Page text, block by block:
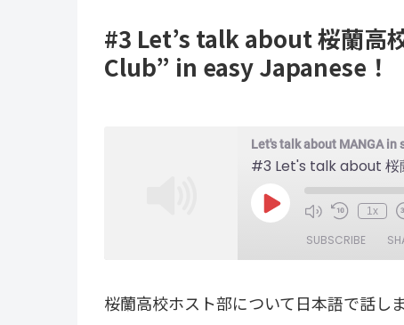
#3 Let’s talk about 桜蘭高
Club” in easy Japanese！
Let's talk about MANGA in
Play
Episode
1x
SUBSCRIBE
RSS FEED
SHARE
桜蘭高校ホスト部について日本語で話し